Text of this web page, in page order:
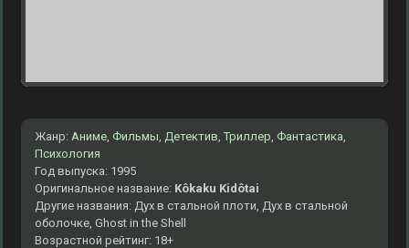
Жанр: Аниме, Фильмы, Детектив, Триллер, Фантастика,
Психология
Год выпуска: 1995
Оригинальное название: Kôkaku Kidôtai
Другие названия: Дух в стальной плоти, Дух в стальной
оболочке, Ghost in the Shell
Возрастной рейтинг: 18+